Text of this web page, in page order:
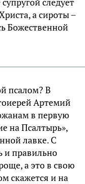
а сироты –
Божественной
псалом? В
Артемий
в первую
на Псалтырь»,
лавке. С
и правильно
а это в свою
скажется и на